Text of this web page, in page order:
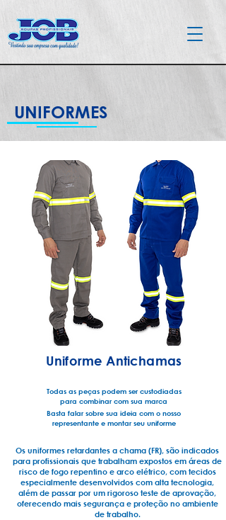
UNIFORMES
Uniforme Antichamas
Todas as peças podem ser custodiadas
para combinar com sua marca
Basta falar sobre sua ideia com o nosso
representante e montar seu uniforme
Os uniformes retardantes a chama (FR), são indicados
para profissionais que trabalham expostos em áreas de
risco de fogo repentino e arco elétrico, com tecidos
especialmente desenvolvidos com alta tecnologia,
além de passar por um rigoroso teste de aprovação,
oferecendo mais segurança e proteção no ambiente
de trabalho.